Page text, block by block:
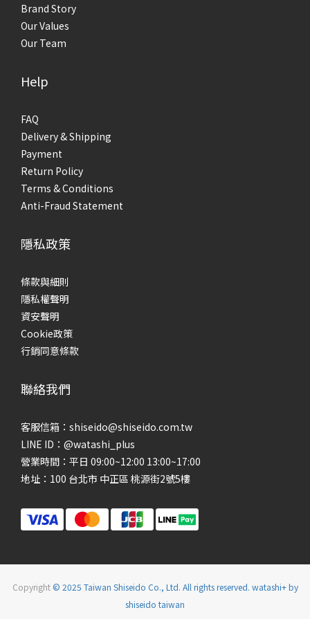
Brand Story
Our Values
Our Team
Help
FAQ
Delivery & Shipping
Payment
Return Policy
Terms & Conditions
Anti-Fraud Statement
隱私政策
條款與細則
隱私權聲明
資安聲明
Cookie政策
行銷同意條款
聯絡我們
客服信箱：shiseido@shiseido.com.tw
LINE ID：@watashi_plus
營業時間：平日 09:00~12:00 13:00~17:00
地址：100 台北市 中正區 桃源街2號5樓
Copyright © 2025 Taiwan Shiseido Co., Ltd. All rights reserved. watashi+ by
shiseido taiwan